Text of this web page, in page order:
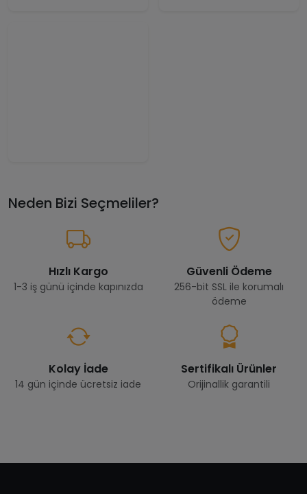
Neden Bizi Seçmeliler?
Hızlı Kargo
1-3 iş günü içinde kapınızda
Güvenli Ödeme
256-bit SSL ile korumalı
ödeme
Kolay İade
14 gün içinde ücretsiz iade
Sertifikalı Ürünler
Orijinallik garantili